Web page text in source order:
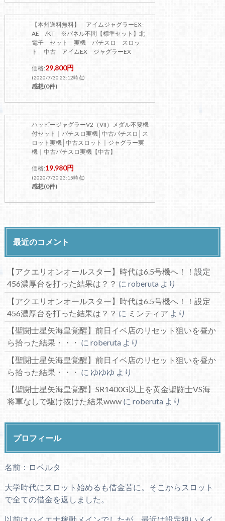
【本州送料無料】 アイムジャグラーEX-
AE /KT ※パネル不問【標準セット】北
電子 セット 実機 パチスロ スロッ
ト 中古 アイムEX ジャグラーEX
価格:29,800円
(2020/7/30 23:12時点)
感想(0件)
ハッピージャグラーV2（VII）メダル不要機
付セット｜パチスロ実機│中古パチスロ│ス
ロット実機│中古スロット｜ジャグラー実
機｜中古パチスロ実機【中古】
価格:19,980円
(2020/7/30 23:15時点)
感想(0件)
最近のコメント
【アクエリオンオールスター】時代は6.5号機へ！！設定
456濃厚台を打った結果は？？ に roberutaより
【アクエリオンオールスター】時代は6.5号機へ！！設定
456濃厚台を打った結果は？？ に ミンティア より
【聖闘士星矢海皇覚醒】前日イベ店のリセット狙いを昼か
ら拾った結果・・・ に roberutaより
【聖闘士星矢海皇覚醒】前日イベ店のリセット狙いを昼か
ら拾った結果・・・ に ゆゆゆ より
【聖闘士星矢海皇覚醒】SR1400G以上を黄金聖闘士VS海
将軍なしで駆け抜けた結果wwwに roberutaより
プロフィール
名前：ロベルタ
大学時代にスロット始めるも借金苦に。そこからスロット
で全ての借金を返しました。